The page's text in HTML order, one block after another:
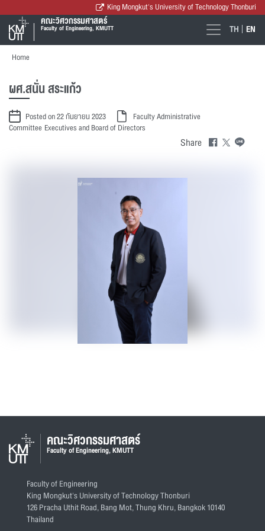
King Mongkut's University of Technology Thonburi
คณะวิศวกรรมศาสตร์
Faculty of Engineering, KMUTT TH EN
Home
ผศ.สนั่น สระแก้ว
Posted on 22 กันยายน 2023
Faculty Administrative
Committee Executives and Board of Directors
Share
คณะวิศวกรรมศาสตร์
Faculty of Engineering, KMUTT
Faculty of Engineering
King Mongkut's University of Technology Thonburi
126 Pracha Uthit Road, Bang Mot, Thung Khru, Bangkok 10140
Thailand